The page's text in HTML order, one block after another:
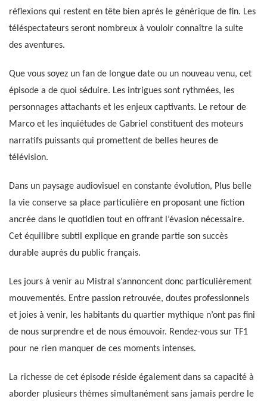
réflexions qui restent en tête bien après le générique de fin. Les
téléspectateurs seront nombreux à vouloir connaître la suite
des aventures.
Que vous soyez un fan de longue date ou un nouveau venu, cet
épisode a de quoi séduire. Les intrigues sont rythmées, les
personnages attachants et les enjeux captivants. Le retour de
Marco et les inquiétudes de Gabriel constituent des moteurs
narratifs puissants qui promettent de belles heures de
télévision.
Dans un paysage audiovisuel en constante évolution, Plus belle
la vie conserve sa place particulière en proposant une fiction
ancrée dans le quotidien tout en offrant l’évasion nécessaire.
Cet équilibre subtil explique en grande partie son succès
durable auprès du public français.
Les jours à venir au Mistral s’annoncent donc particulièrement
mouvementés. Entre passion retrouvée, doutes professionnels
et joies à venir, les habitants du quartier mythique n’ont pas fini
de nous surprendre et de nous émouvoir. Rendez-vous sur TF1
pour ne rien manquer de ces moments intenses.
La richesse de cet épisode réside également dans sa capacité à
aborder plusieurs thèmes simultanément sans jamais perdre le